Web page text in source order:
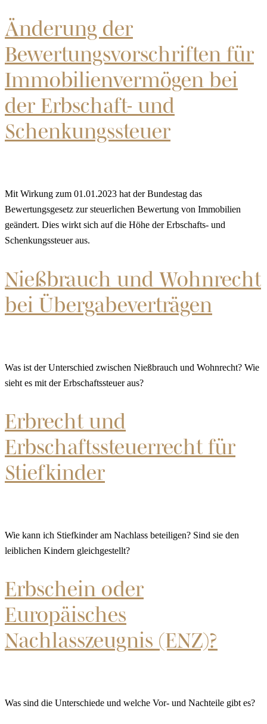
Änderung der
Bewertungsvorschriften für
Immobilienvermögen bei
der Erbschaft- und
Schenkungssteuer
Mit Wirkung zum 01.01.2023 hat der Bundestag das
Bewertungsgesetz zur steuerlichen Bewertung von Immobilien
geändert. Dies wirkt sich auf die Höhe der Erbschafts- und
Schenkungssteuer aus.
Nießbrauch und Wohnrecht
bei Übergabeverträgen
Was ist der Unterschied zwischen Nießbrauch und Wohnrecht? Wie
sieht es mit der Erbschaftssteuer aus?
Erbrecht und
Erbschaftssteuerrecht für
Stiefkinder
Wie kann ich Stiefkinder am Nachlass beteiligen? Sind sie den
leiblichen Kindern gleichgestellt?
Erbschein oder
Europäisches
Nachlasszeugnis (ENZ)?
Was sind die Unterschiede und welche Vor- und Nachteile gibt es?